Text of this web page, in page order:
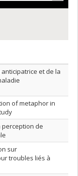
et de la
of metaphor in
perception de
sur
troubles liés à